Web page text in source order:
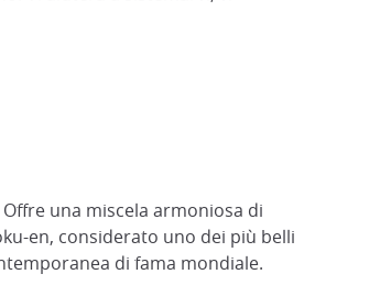
una miscela armoniosa di
en, considerato uno dei più belli
di fama mondiale.